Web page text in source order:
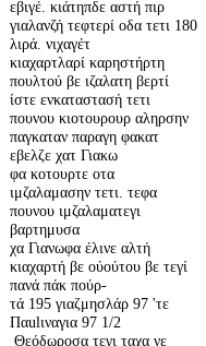
εβιγέ. κιάτηπδε αστή πιρ
γιαλανζή τεφτερί οδα τετι 180
λιρά. νιχαγέτ
κιαχαρτλαρί καρηστήρτη
πουλτού βε ιζαλατη βερτί
ίστε ενκαταστασή τετι
πουνου κιοτουρουρ αληρσην
παγκαταν παραγη φακατ
εβελζε χατ Γιακω
φα κοτουρτε οτα
ιμζαλαμασην τετι. τεφα
πουνου ιμζαλαματεγι
βαρτημυσα
χα Γιανωφα έλινε αλτή
κιαχαρτή βε ούούτου βε τεγί
πανά πάκ πούρ-
τά 195 γιαζμησλάρ 97 'τε
Παulιναγια 97 1/2
Θεόδωροσα τεγι ταχα νε